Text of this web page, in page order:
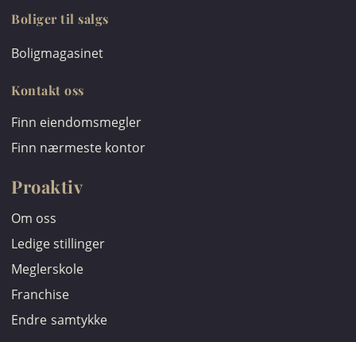
Boliger til salgs
Boligmagasinet
Kontakt oss
Finn eiendomsmegler
Finn nærmeste kontor
Proaktiv
Om oss
Ledige stillinger
Meglerskole
Franchise
Endre samtykke